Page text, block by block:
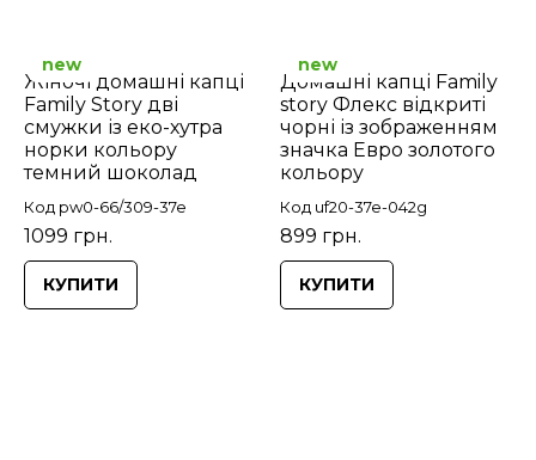
Жіночі домашні капці
Family Story дві
смужки із еко-хутра
норки кольору
темний шоколад
Код pw0-66/309-37e
1099 грн.
new
КУПИТИ
Домашні капці Family
story Флекс відкриті
чорні із зображенням
значка Евро золотого
кольору
Код uf20-37e-042g
899 грн.
new
КУПИТИ